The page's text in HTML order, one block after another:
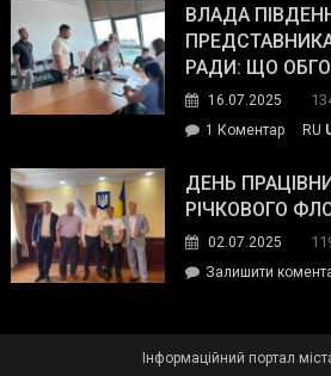
провів
ВЛАДА
РАДИ: ЩО
16.07.2025
1 Коментардо RU
ДЕНЬ
РІЧКОВОГО
02.07.2025
Залишити
Інформаційний портал